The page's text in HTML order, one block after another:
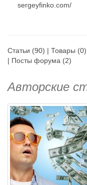
sergeyfinko.com/
Статьи (90) | Товары
| Посты форума (2)
Авторские